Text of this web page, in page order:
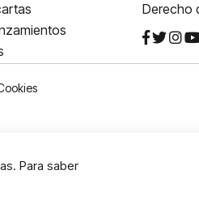
Derecho
Para saber